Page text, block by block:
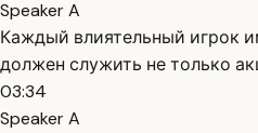
Speaker A
Каждый влиятельный игрок
должен служить не только
03:34
Speaker A